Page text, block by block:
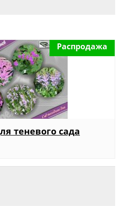
Распродажа
теневого сада